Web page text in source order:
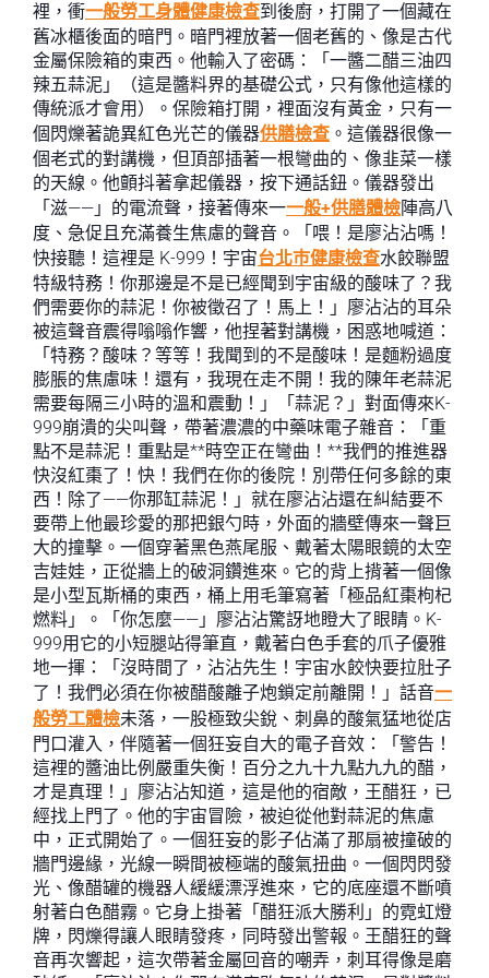
裡，衝一般勞工身體健康檢查到後廚，打開了一個藏在
舊冰櫃後面的暗門。暗門裡放著一個老舊的、像是古代
金屬保險箱的東西。他輸入了密碼：「一醬二醋三油四
辣五蒜泥」（這是醬料界的基礎公式，只有像他這樣的
傳統派才會用）。保險箱打開，裡面沒有黃金，只有一
個閃爍著詭異紅色光芒的儀器供膳檢查 。這儀器很像一
個老式的對講機，但頂部插著一根彎曲的、像韭菜一樣
的天線。他顫抖著拿起儀器，按下通話鈕。儀器發出
「滋——」的電流聲，接著傳來一一般+供膳體檢陣高八
度、急促且充滿養生焦慮的聲音。「喂！是廖沾沾嗎！
快接聽！這裡是 K-999！宇宙台北巿健康檢查水餃聯盟
特級特務！你那邊是不是已經聞到宇宙級的酸味了？我
們需要你的蒜泥！你被徵召了！馬上！」廖沾沾的耳朵
被這聲音震得嗡嗡作響，他捏著對講機，困惑地喊道：
「特務？酸味？等等！我聞到的不是酸味！是麵粉過度
膨脹的焦慮味！還有，我現在走不開！我的陳年老蒜泥
需要每隔三小時的溫和震動！」「蒜泥？」對面傳來K-
999崩潰的尖叫聲，帶著濃濃的中藥味電子雜音：「重
點不是蒜泥！重點是**時空正在彎曲！**我們的推進器
快沒紅棗了！快！我們在你的後院！別帶任何多餘的東
西！除了——你那缸蒜泥！」就在廖沾沾還在糾結要不
要帶上他最珍愛的那把銀勺時，外面的牆壁傳來一聲巨
大的撞擊。一個穿著黑色燕尾服、戴著太陽眼鏡的太空
吉娃娃，正從牆上的破洞鑽進來。它的背上揹著一個像
是小型瓦斯桶的東西，桶上用毛筆寫著「極品紅棗枸杞
燃料」。「你怎麼——」廖沾沾驚訝地瞪大了眼睛。K-
999用它的小短腿站得筆直，戴著白色手套的爪子優雅
地一揮：「沒時間了，沾沾先生！宇宙水餃快要拉肚子
了！我們必須在你被醋酸離子炮鎖定前離開！」話音一
般勞工體檢未落，一股極致尖銳、刺鼻的酸氣猛地從店
門口灌入，伴隨著一個狂妄自大的電子音效：「警告！
這裡的醬油比例嚴重失衡！百分之九十九點九九的醋，
才是真理！」廖沾沾知道，這是他的宿敵，王醋狂，已
經找上門了。他的宇宙冒險，被迫從他對蒜泥的焦慮
中，正式開始了。一個狂妄的影子佔滿了那扇被撞破的
牆門邊緣，光線一瞬間被極端的酸氣扭曲。一個閃閃發
光、像醋罐的機器人緩緩漂浮進來，它的底座還不斷噴
射著白色醋霧。它身上掛著「醋狂派大勝利」的霓虹燈
牌，閃爍得讓人眼睛發疼，同時發出警報。王醋狂的聲
音再次響起，這次帶著金屬回音的嘲弄，刺耳得像是磨